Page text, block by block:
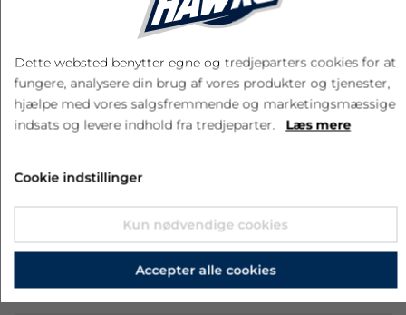
100,00 kr.
EKSL. FRAGT
RELATEREDE PRODUKTER
Dette websted benytter egne og tredjeparters cookies for at
fungere, analysere din brug af vores produkter og tjenester,
hjælpe med vores salgsfremmende og marketingsmæssige
indsats og levere indhold fra tredjeparter. Læs mere
Cookie indstillinger
Kun nødvendige cookies
Accepter alle cookies